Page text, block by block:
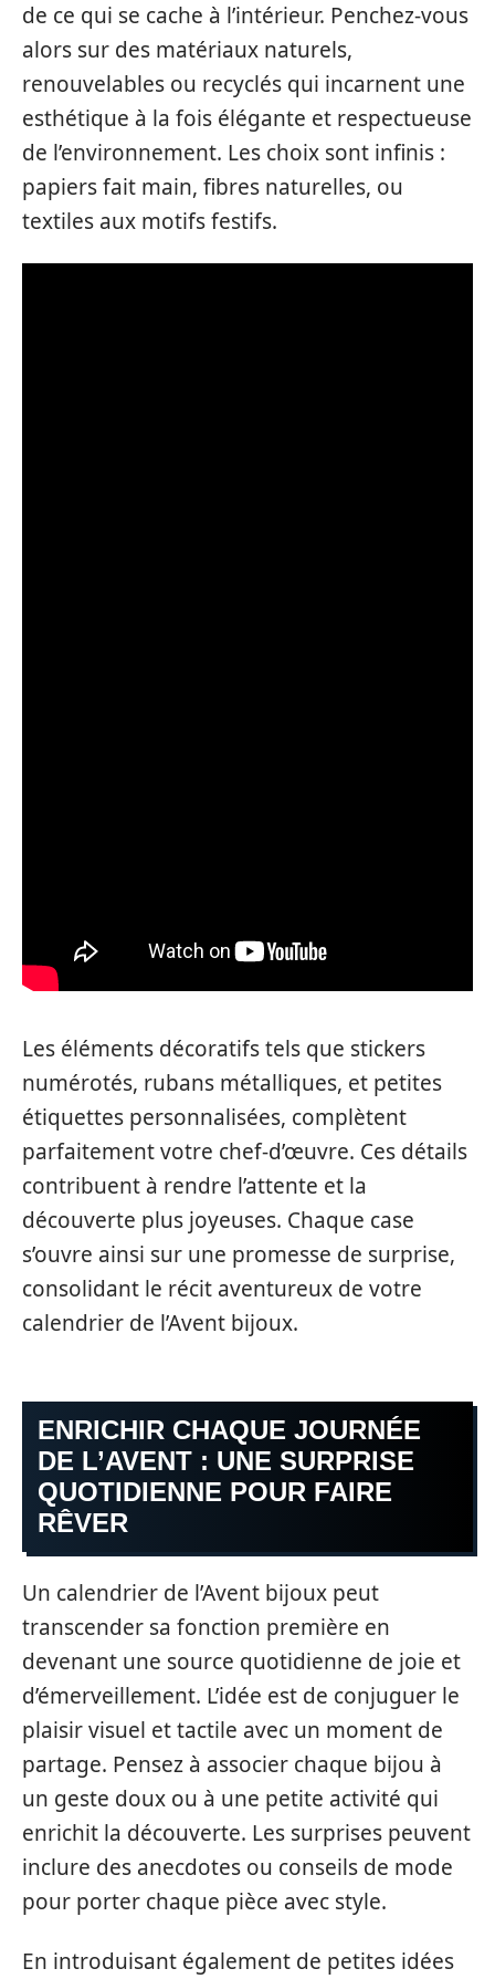
de ce qui se cache à l’intérieur. Penchez-vous
alors sur des matériaux naturels,
renouvelables ou recyclés qui incarnent une
esthétique à la fois élégante et respectueuse
de l’environnement. Les choix sont infinis :
papiers fait main, fibres naturelles, ou
textiles aux motifs festifs.
Les éléments décoratifs tels que stickers
numérotés, rubans métalliques, et petites
étiquettes personnalisées, complètent
parfaitement votre chef-d’œuvre. Ces détails
contribuent à rendre l’attente et la
découverte plus joyeuses. Chaque case
s’ouvre ainsi sur une promesse de surprise,
consolidant le récit aventureux de votre
calendrier de l’Avent bijoux.
ENRICHIR CHAQUE JOURNÉE
DE L’AVENT : UNE SURPRISE
QUOTIDIENNE POUR FAIRE
RÊVER
Un calendrier de l’Avent bijoux peut
transcender sa fonction première en
devenant une source quotidienne de joie et
d’émerveillement. L’idée est de conjuguer le
plaisir visuel et tactile avec un moment de
partage. Pensez à associer chaque bijou à
un geste doux ou à une petite activité qui
enrichit la découverte. Les surprises peuvent
inclure des anecdotes ou conseils de mode
pour porter chaque pièce avec style.
En introduisant également de petites idées